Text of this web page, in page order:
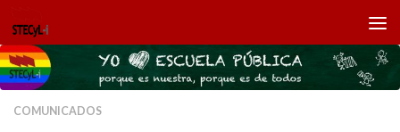
Saltar al contenido
COMUNICADOS